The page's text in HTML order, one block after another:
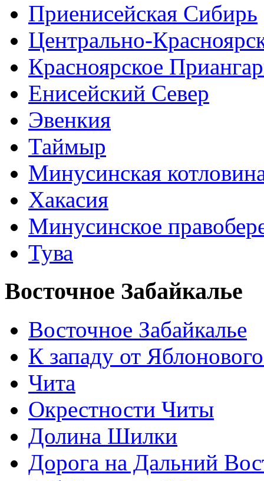
Приенисейская Сибирь
Центрально-
Красноярское
Енисейский Север
Эвенкия
Таймыр
Минусинская
Хакасия
Минусинское
Тува
Восточное Забайкалье
Восточное Забайкалье
К западу от
Чита
Окрестности Читы
Долина Шилки
Дорога на Дальний